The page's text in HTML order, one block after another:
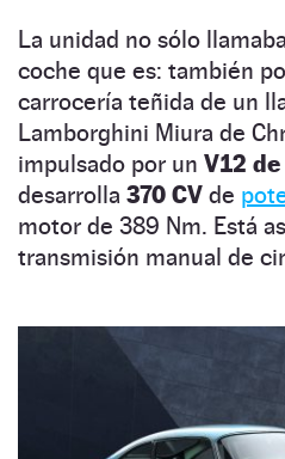
La unidad no sólo
coche que es: también
carrocería teñida de un
Lamborghini Miura de
impulsado por un V12
desarrolla 370 CV de
motor de 389 Nm. Está
transmisión manual de